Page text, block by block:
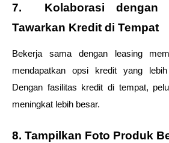
7.  Kolaborasi dengan
Tawarkan Kredit di Tempat
Bekerja sama dengan leasing
mendapatkan opsi kredit yang
Dengan fasilitas kredit di tempat,
meningkat lebih besar.
8. Tampilkan Foto Produk